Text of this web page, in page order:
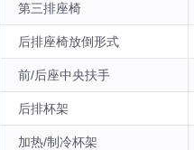
第三排座椅
后排座椅放倒形式
前/后座中央扶手
后排杯架
加热/制冷杯架